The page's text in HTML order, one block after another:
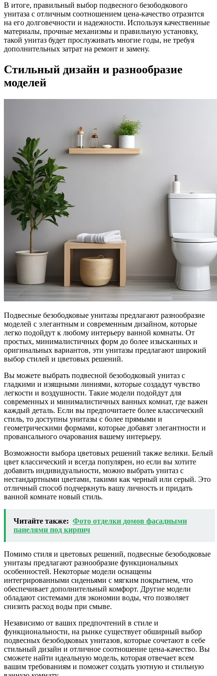
В итоге, правильный выбор подвесного безободкового
унитаза с отличным соотношением цена-качество отразится
на его долговечности и надежности. Используя качественные
материалы, прочные механизмы и правильную установку,
такой унитаз будет прослуживать многие годы, не требуя
дополнительных затрат на ремонт и замену.
Стильный дизайн и разнообразие
моделей
Подвесные безободковые унитазы предлагают разнообразие
моделей с элегантным и современным дизайном, которые
легко подойдут к любому интерьеру ванной комнаты. От
простых, минималистичных форм до более изысканных и
оригинальных вариантов, эти унитазы предлагают широкий
выбор стилей и цветовых решений.
Вы можете выбрать подвесной безободковый унитаз с
гладкими и изящными линиями, которые создадут чувство
легкости и воздушности. Такие модели подойдут для
современных и минималистичных ванных комнат, где важен
каждый деталь. Если вы предпочитаете более классический
стиль, то доступны унитазы с более прямыми и
геометрическими формами, которые добавят элегантности и
провансального очарования вашему интерьеру.
Возможности выбора цветовых решений также велики. Белый
цвет классический и всегда популярен, но если вы хотите
добавить индивидуальности, можно выбрать унитаз с
нестандартными цветами, такими как черный или серый. Это
отличный способ подчеркнуть вашу личность и придать
ванной комнате новый стиль.
Читайте также: Фото отделки домов фасадными
панелями под кирпич
Помимо стиля и цветовых решений, подвесные безободковые
унитазы предлагают разнообразие функциональных
особенностей. Некоторые модели оснащены
интегрированными сиденьями с мягким покрытием, что
обеспечивает дополнительный комфорт. Другие модели
обладают системами для экономии воды, что позволяет
снизить расход воды при смыве.
Независимо от ваших предпочтений в стиле и
функциональности, на рынке существует обширный выбор
подвесных безободковых унитазов, которые сочетают в себе
стильный дизайн и отличное соотношение цена-качество. Вы
сможете найти идеальную модель, которая отвечает всем
вашим требованиям и поможет создать уютную и стильную